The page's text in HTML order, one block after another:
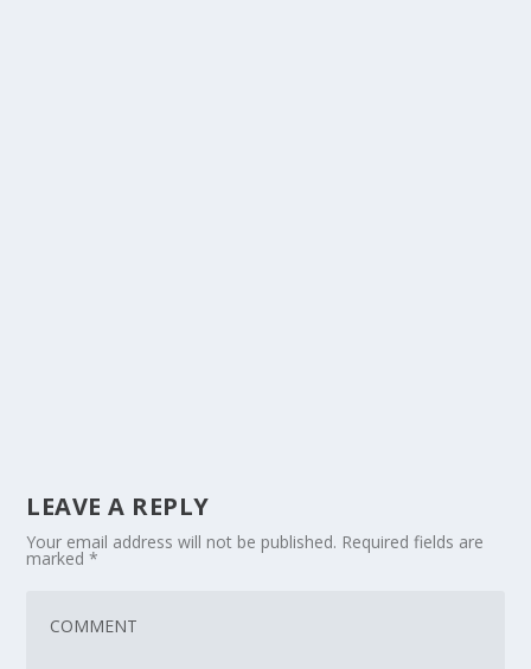
LEAVE A REPLY
Your email address will not be published. Required fields are
marked*